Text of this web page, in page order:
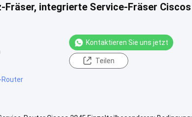
Fräser, integrierte Service-Fräser Ciscos
Kontaktieren Sie uns jetzt
Teilen